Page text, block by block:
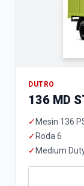
DUTRO
136 MD
✓ Mesin 136
✓ Roda 6
✓ Medium